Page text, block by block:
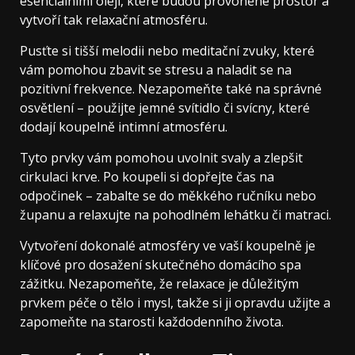
vytvoří tak relaxační atmosféru.
Pusťte si tišší melodii nebo meditační zvuky, které
vám pomohou zbavit se stresu a naladit se na
pozitivní frekvence. Nezapomeňte také na správné
osvětlení – použijte jemné svítidlo či svícny, které
dodají koupelně intimní atmosféru.
Tyto prvky vám pomohou uvolnit svaly a zlepšit
cirkulaci krve. Po koupeli si dopřejte čas na
odpočinek – zabalte se do měkkého ručníku nebo
županu a relaxujte na pohodlném lehátku či matraci.
Vytvoření dokonalé atmosféry ve vaší koupelně je
klíčové pro dosažení skutečného domácího spa
zážitku. Nezapomeňte, že relaxace je důležitým
prvkem péče o tělo i mysl, takže si ji opravdu užijte a
zapomeňte na starosti každodenního života.